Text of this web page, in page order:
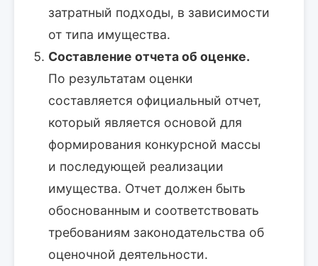
затратный подходы, в зависимости
от типа имущества.
Составление отчета об оценке.
По результатам оценки
составляется официальный отчет,
который является основой для
формирования конкурсной массы
и последующей реализации
имущества. Отчет должен быть
обоснованным и соответствовать
требованиям законодательства об
оценочной деятельности.